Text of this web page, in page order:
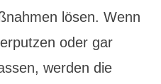
lösen. Wenn
oder gar
werden die